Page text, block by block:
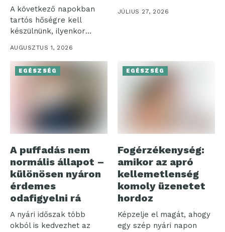
A következő napokban
tartós hőségre kell
készülnünk, ilyenkor
komfortérzetünk...
AUGUSZTUS 1, 2026
ökoszisztéma három
pillére – az...
JÚLIUS 27, 2026
EGÉSZSÉG
A puffadás nem
normális állapot –
különösen nyáron
érdemes
odafigyelni rá
A nyári időszak több
okból is kedvezhet az
EGÉSZSÉG
Fogérzékenység:
amikor az apró
kellemetlenség
komoly üzenetet
hordoz
Képzelje el magát, ahogy
egy szép nyári napon